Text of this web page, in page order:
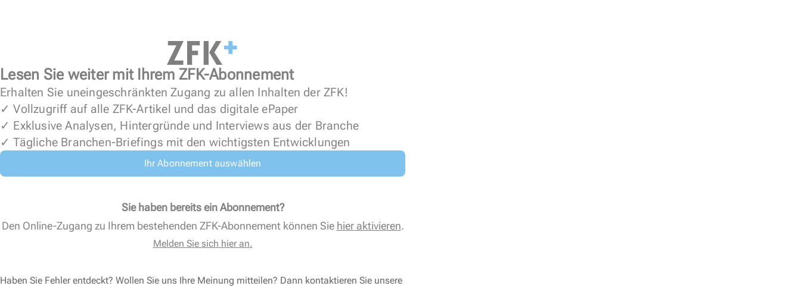
Lesen Sie weiter mit Ihrem ZFK-Abonnement
Erhalten Sie uneingeschränkten Zugang zu allen Inhalten der ZFK!
✓ Vollzugriff auf alle ZFK-Artikel und das digitale ePaper
✓ Exklusive Analysen, Hintergründe und Interviews aus der Branche
✓ Tägliche Branchen-Briefings mit den wichtigsten Entwicklungen
Ihr Abonnement auswählen
Sie haben bereits ein Abonnement?
Den Online-Zugang zu Ihrem bestehenden ZFK-Abonnement können Sie hier aktivieren.
Melden Sie sich hier an.
Haben Sie Fehler entdeckt? Wollen Sie uns Ihre Meinung mitteilen? Dann kontaktieren Sie unsere